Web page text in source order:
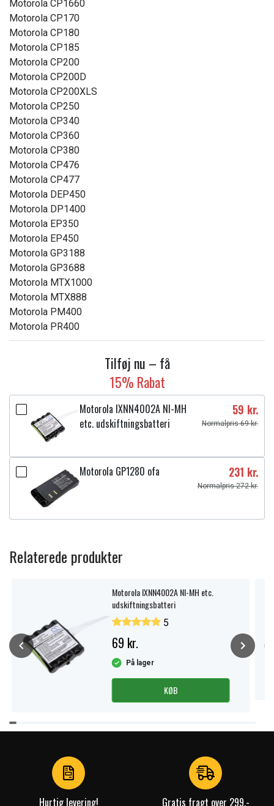
Motorola CP1660
Motorola CP170
Motorola CP180
Motorola CP185
Motorola CP200
Motorola CP200D
Motorola CP200XLS
Motorola CP250
Motorola CP340
Motorola CP360
Motorola CP380
Motorola CP476
Motorola CP477
Motorola DEP450
Motorola DP1400
Motorola EP350
Motorola EP450
Motorola GP3188
Motorola GP3688
Motorola MTX1000
Motorola MTX888
Motorola PM400
Motorola PR400
Tilføj nu – få
15% Rabat
Motorola IXNN4002A NI-MH
etc. udskiftningsbatteri
59 kr.
Normalpris 69 kr.
Motorola GP1280 ofa 231 kr.
Normalpris 272 kr.
Relaterede produkter
Motorola IXNN4002A NI-MH etc.
udskiftningsbatteri
5
69 kr.
På lager
KØB
Item
1
Hurtig levering! Gratis fragt over 299,-